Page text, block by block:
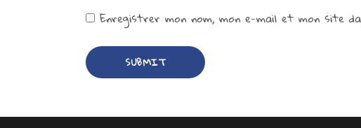
Enregistrer mon nom, mon e-mail et mon site